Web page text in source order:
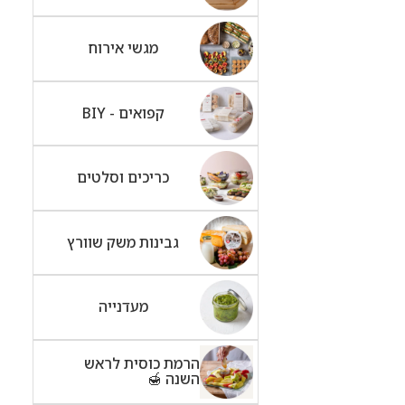
מגשי אירוח
קפואים - BIY
כריכים וסלטים
גבינות משק שוורץ
מעדנייה
הרמת כוסית לראש
השנה 🍯